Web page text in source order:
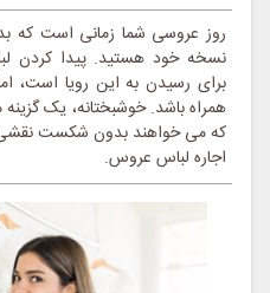
روز عروسی شما زمانی است که
نسخه خود هستید. پیدا
برای رسیدن به این رویا است،
همراه باشد. خوشبختانه، یک
که می خواهند بدون شکست نقشی
اجاره لباس عروس.